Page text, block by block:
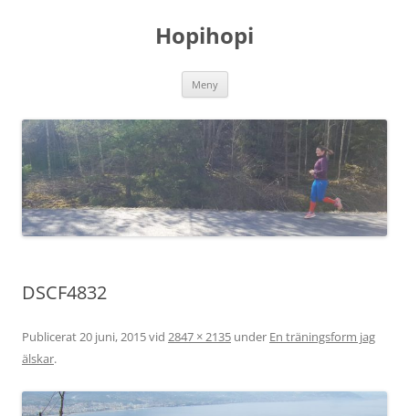
Hopihopi
Meny
DSCF4832
Publicerat 20 juni, 2015vid 2847 × 2135 under En träningsform jag
älskar.